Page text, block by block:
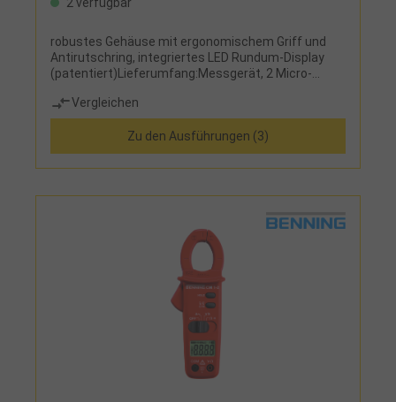
robustes Gehäuse mit ergonomischem Griff und
Antirutschring, integriertes LED Rundum-Display
(patentiert)Lieferumfang:Messgerät, 2 Micro-
Messspitzenaufsätze
Vergleichen
Zu den Ausführungen (3)